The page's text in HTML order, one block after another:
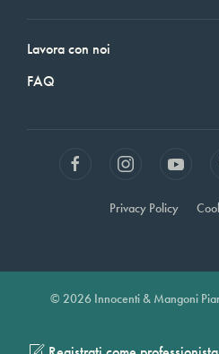
Lavora con noi
FAQ
Privacy Policy
© 2026 Innocenti & Mangoni